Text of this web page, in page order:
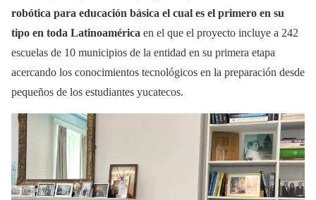
robótica para educación básica el cual es el primero en su
tipo en toda Latinoamérica en el que el proyecto incluye a 242
escuelas de 10 municipios de la entidad en su primera etapa
acercando los conocimientos tecnológicos en la preparación desde
pequeños de los estudiantes yucatecos.